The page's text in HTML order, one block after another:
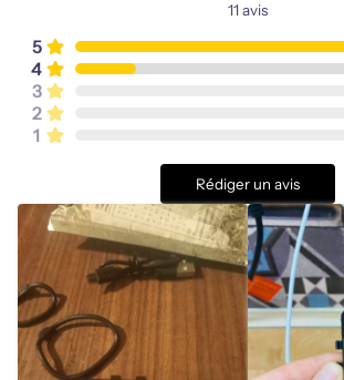
11avis
5
4
3
2
1
Rédiger un avis